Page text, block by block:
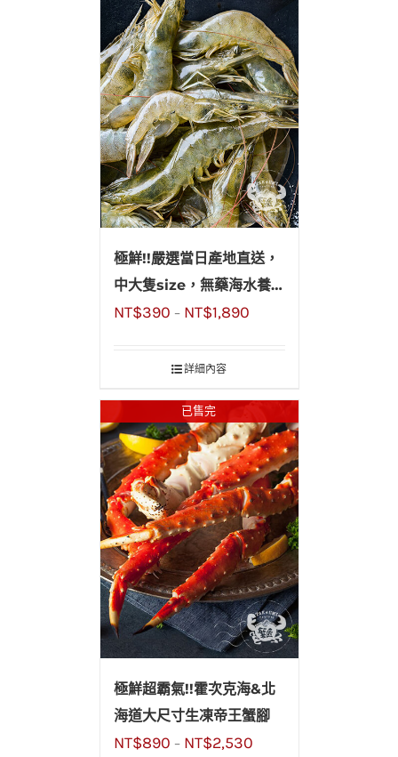
極鮮!!嚴選當日產地直送，
中大隻size，無藥海水養殖
活蝦
NT$390 – NT$1,890
詳細內容
已售完
極鮮超霸氣!!霍次克海&北
海道大尺寸生凍帝王蟹腳
NT$890 – NT$2,530